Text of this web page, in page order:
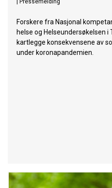
Pressemelding
Forskere fra Nasjonal
helse og Helseundersøkelsen i
kartlegge konsekvensene av
under koronapandemien.